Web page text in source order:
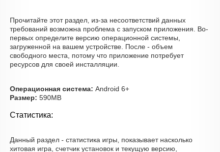
Прочитайте этот раздел, из-за несоответствий данных
требований возможна проблема с запуском приложения. Во-
первых определите версию операционной системы,
загруженной на вашем устройстве. После - объем
свободного места, потому что приложение потребует
ресурсов для своей инсталляции.
Операционная система: Android 6+
Размер: 590MB
Статистика:
Данный раздел - статистика игры, показывает насколько
хитовая игра, счетчик установок и текущую версию,